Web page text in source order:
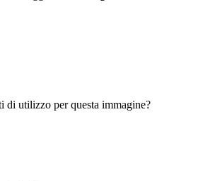
di utilizzo per questa immagine?